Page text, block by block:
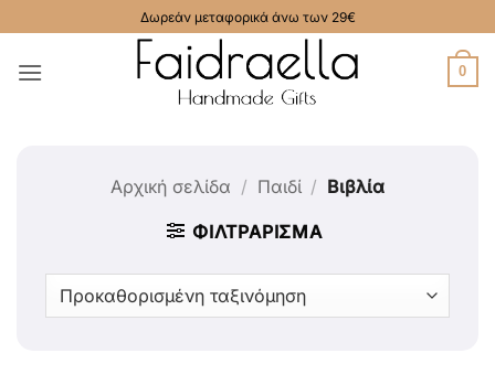
στο
περιεχόμενο
Δωρεάν μεταφορικά άνω των 29€
0
Αρχική σελίδα / Παιδί / Βιβλία
ΦΙΛΤΡΆΡΙΣΜΑ